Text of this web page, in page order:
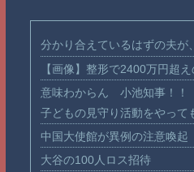
分かり合えているはずの夫が
【画像】整形で2400万円超
意味わからん 小池知事！！
子どもの見守り活動をやって
中国大使館が異例の注意喚
大谷の100人ロス招待